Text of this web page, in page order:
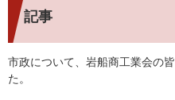
記事
市政について、岩船商工業会の
た。